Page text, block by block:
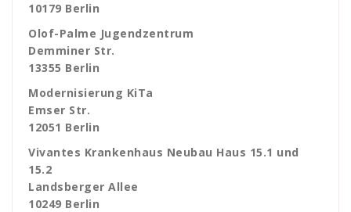
10179 Berlin
Olof-Palme Jugendzentrum
Demminer Str.
13355 Berlin
Modernisierung KiTa
Emser Str.
12051 Berlin
Vivantes Krankenhaus Neubau Haus 15.1 und
15.2
Landsberger Allee
10249 Berlin